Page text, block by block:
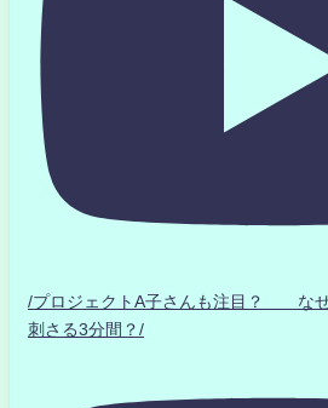
/プロジェクトA子さんも注目？ なぜ
刺さる3分間？/